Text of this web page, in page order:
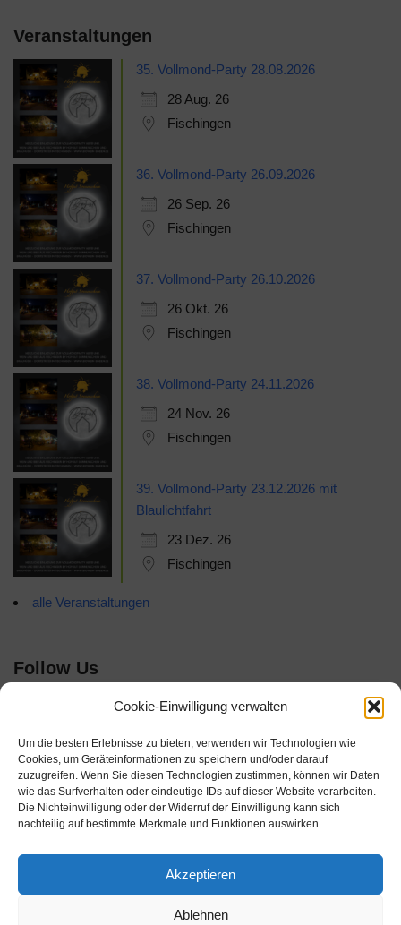
Cookie-Einwilligung verwalten
Um die besten Erlebnisse zu bieten, verwenden wir Technologien wie
Cookies, um Geräteinformationen zu speichern und/oder darauf
zuzugreifen. Wenn Sie diesen Technologien zustimmen, können wir Daten
wie das Surfverhalten oder eindeutige IDs auf dieser Website verarbeiten.
Die Nichteinwilligung oder der Widerruf der Einwilligung kann sich
nachteilig auf bestimmte Merkmale und Funktionen auswirken.
Akzeptieren
Ablehnen
Veranstaltungen
35. Vollmond-Party 28.08.2026
28 Aug. 26
Fischingen
36. Vollmond-Party 26.09.2026
26 Sep. 26
Fischingen
37. Vollmond-Party 26.10.2026
26 Okt. 26
Fischingen
38. Vollmond-Party 24.11.2026
24 Nov. 26
Fischingen
39. Vollmond-Party 23.12.2026 mit
Blaulichtfahrt
23 Dez. 26
Fischingen
alle Veranstaltungen
Follow Us